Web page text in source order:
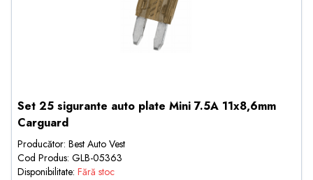
Set 25 sigurante auto plate Mini 7.5A 11x8,6mm
Carguard
Producător: Best Auto Vest
Cod Produs: GLB-05363
Disponibilitate: Fără stoc